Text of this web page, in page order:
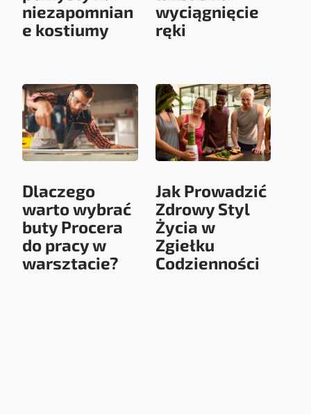
niezapomnian
e kostiumy
Dlaczego
warto wybrać
buty Procera
do pracy w
warsztacie?
wyciągnięcie
ręki
Jak Prowadzić
Zdrowy Styl
Życia w
Zgiełku
Codzienności